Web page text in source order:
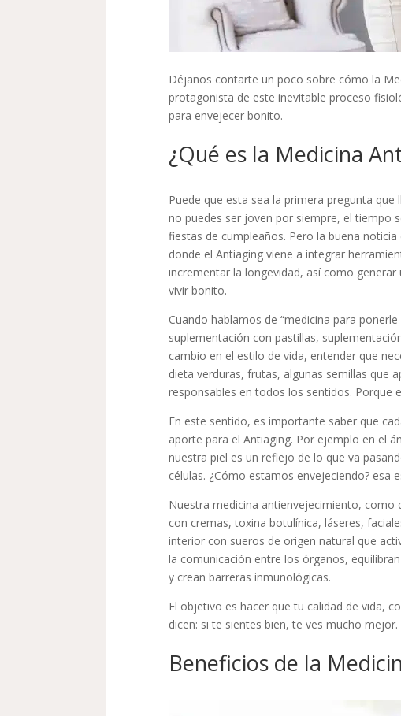
Déjanos contarte un poco sobre cómo la
protagonista de este inevitable proceso
para envejecer bonito.
¿Qué es la Medicina
Puede que esta sea la primera pregunta que
no puedes ser joven por siempre, el tiempo
fiestas de cumpleaños. Pero la buena
donde el Antiaging viene a integrar
incrementar la longevidad, así como
vivir bonito.
Cuando hablamos de “medicina para
suplementación con pastillas,
cambio en el estilo de vida, entender que
dieta verduras, frutas, algunas semillas que
responsables en todos los sentidos. Porque
En este sentido, es importante saber que
aporte para el Antiaging. Por ejemplo en el
nuestra piel es un reflejo de lo que va
células. ¿Cómo estamos envejeciendo? esa
Nuestra medicina antienvejecimiento,
con cremas, toxina botulínica, láseres,
interior con sueros de origen natural que
la comunicación entre los órganos,
y crean barreras inmunológicas.
El objetivo es hacer que tu calidad de vida,
dicen: si te sientes bien, te ves mucho mejor.
Beneficios de la